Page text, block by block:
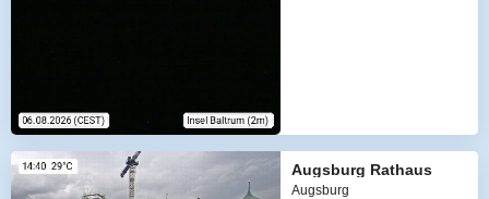
Augsburg Rathaus
Augsburg